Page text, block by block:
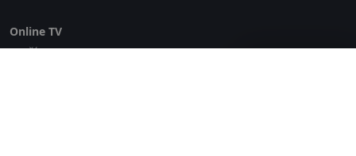
Online TV
Lepší.TV